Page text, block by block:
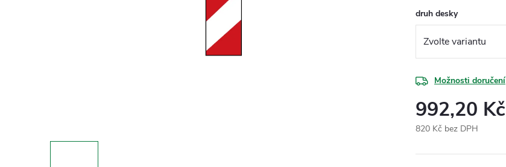
druh desky
Možnosti doručení
992,20 Kč
820 Kč bez DPH
cena: